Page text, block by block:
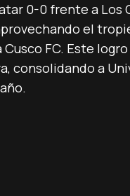
0-0 frente a Los
el
FC. Este
consolidando a